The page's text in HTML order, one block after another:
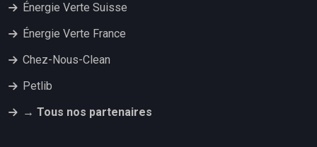
Énergie Verte Suisse
Énergie Verte France
Chez-Nous-Clean
Petlib
→ Tous nos partenaires